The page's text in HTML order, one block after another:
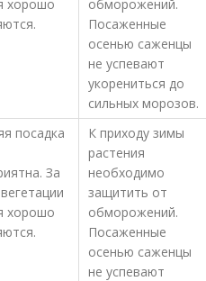
хорошо
обморожений.
Посаженные
осенью саженцы
не успевают
укорениться до
сильных морозов.
посадка
За
хорошо
К приходу зимы
растения
необходимо
защитить от
обморожений.
Посаженные
осенью саженцы
не успевают